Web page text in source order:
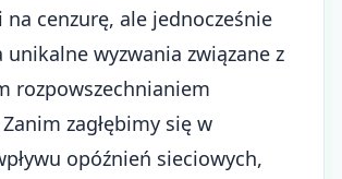
cenzurę, ale jednocześnie
unikalne wyzwania związane z
rozpowszechnianiem
zagłębimy się w
opóźnień sieciowych,